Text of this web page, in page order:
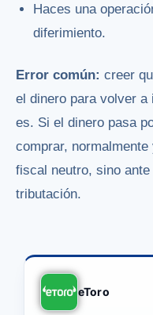
Haces una
diferimiento.
Error común: creer
el dinero para volver a
es. Si el dinero pasa
comprar,
fiscal neutro, sino
tributación.
eToro